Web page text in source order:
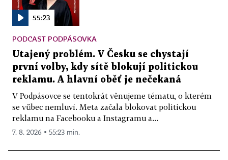
55:23
PODCAST PODPÁSOVKA
Utajený problém. V Česku se chystají
první volby, kdy sítě blokují politickou
reklamu. A hlavní oběť je nečekaná
V Podpásovce se tentokrát věnujeme tématu, o kterém
se vůbec nemluví. Meta začala blokovat politickou
reklamu na Facebooku a Instagramu a...
7. 8. 2026 ▪ 55:23 min.